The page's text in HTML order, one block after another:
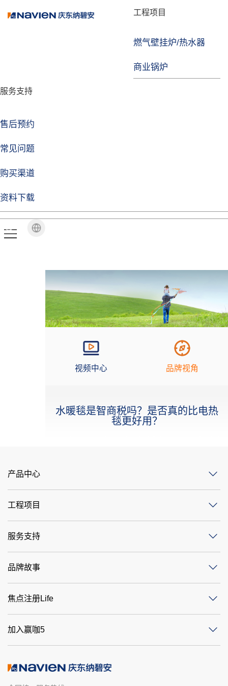
工程项目
燃气壁挂炉/热水器
商业锅炉
服务支持
售后预约
常见问题
购买渠道
资料下载
品牌故事
技术实力
企业动态
焦点注册Life
品牌视角
视频中心 品牌视角
水暖毯是智商税吗？是否真的比电热
毯更好用？
产品中心
工程项目
服务支持
品牌故事
焦点注册Life
加入赢咖5